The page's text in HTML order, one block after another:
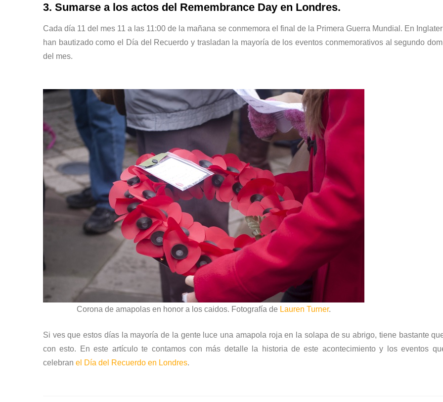
3. Sumarse a los actos del Remembrance Day en Londres.
Cada día 11 del mes 11 a las 11:00 de la mañana se conmemora el final de la Primera Guerra Mundial. En
han bautizado como el Día del Recuerdo y trasladan la mayoría de los eventos conmemorativos al segundo
del mes.
Corona de amapolas en honor a los caidos. Fotografía de Lauren Turner.
Si ves que estos días la mayoría de la gente luce una amapola roja en la solapa de su abrigo, tiene bastante
con esto. En este artículo te contamos con más detalle la historia de este acontecimiento y los eventos
celebran el Día del Recuerdo en Londres.